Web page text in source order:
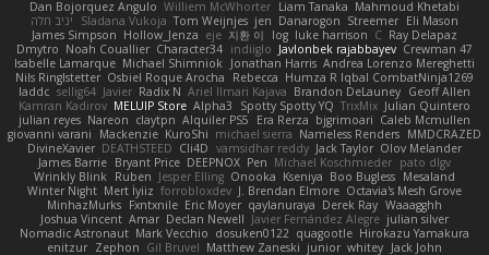
Dan Bojorquez Angulo Williem McWhorter Liam Tanaka Mahmoud Khetabi
יניב חלה
Sladana Vukoja Tom Weijnjes jen Danarogon Streemer Eli Mason
James Simpson Hollow_Jenza eje 지환 이 log luke harrison C Ray Delapaz
Dmytro Noah Couallier Character34 indiiglo Javlonbek rajabbayev Crewman 47
Isabelle Lamarque Michael Shimniok Jonathan Harris Andrea Lorenzo Mereghetti
Nils Ringlstetter Osbiel Roque Arocha Rebecca Humza R Iqbal CombatNinja1269
laddc sellig64 Javier Radix N Ariel Ilmari Kajava Brandon DeLauney Geoff Allen
Kamran Kadirov MELUIP Store Alpha3 Spotty Spotty YQ TrixMix Julian Quintero
julian reyes Nareon claytpn Alquiler PS5 Era Rerza bjgrimoari Caleb Mcmullen
giovanni varani
Mackenzie KuroShi michael sierra Nameless Renders MMDCRAZED
DivineXavier DEATHSTEED Cli4D vamsidhar reddy Jack Taylor Olov Melander
James Barrie Bryant Price DEEPNOX Pen Michael Koschmieder pato dlgv
Wrinkly Blink
Ruben Jesper Elling Onooka Kseniya Boo Bugless Mesaland
Winter Night Mert İyiiz forrobloxdev J. Brendan Elmore Octavia's Mesh Grove
MinhazMurks Fxntxnile Eric Moyer qaylanuraya Derek Ray Waaagghh
Joshua Vincent Amar Declan Newell Javier Fernández Alegre julian silver
Nomadic Astronaut Mark Vecchio dosuken0122 quagootle Hirokazu Yamakura
enitzur Zephon Gil Bruvel Matthew Zaneski junior whitey Jack John